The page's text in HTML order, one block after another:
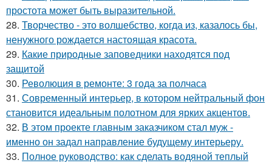
простота может быть выразительной.
28. Творчество - это волшебство, когда из, казалось бы,
ненужного рождается настоящая красота.
29. Какие природные заповедники находятся под
защитой
30. Революция в ремонте: 3 года за полчаса
31. Современный интерьер, в котором нейтральный фон
становится идеальным полотном для ярких акцентов.
32. В этом проекте главным заказчиком стал муж -
именно он задал направление будущему интерьеру.
33. Полное руководство: как сделать водяной теплый